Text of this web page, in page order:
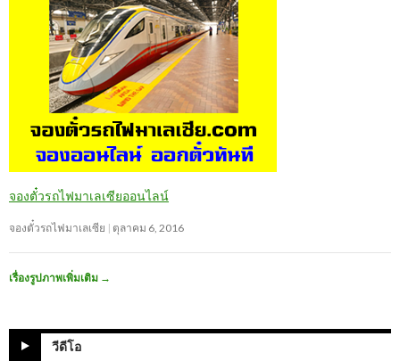
จองตั๋วรถไฟมาเลเซียออนไลน์
จองตั๋วรถไฟมาเลเซีย ตุลาคม 6, 2016
เรื่องรูปภาพเพิ่มเติม →
วีดีโอ